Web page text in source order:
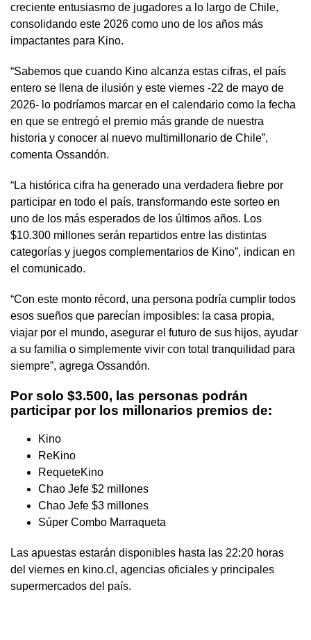
creciente entusiasmo de jugadores a lo largo de Chile,
consolidando este 2026 como uno de los años más
impactantes para Kino.
“Sabemos que cuando Kino alcanza estas cifras, el país
entero se llena de ilusión y este viernes -22 de mayo de
2026- lo podríamos marcar en el calendario como la fecha
en que se entregó el premio más grande de nuestra
historia y conocer al nuevo multimillonario de Chile”,
comenta Ossandón.
“La histórica cifra ha generado una verdadera fiebre por
participar en todo el país, transformando este sorteo en
uno de los más esperados de los últimos años. Los
$10.300 millones serán repartidos entre las distintas
categorías y juegos complementarios de Kino”, indican en
el comunicado.
“Con este monto récord, una persona podría cumplir todos
esos sueños que parecían imposibles: la casa propia,
viajar por el mundo, asegurar el futuro de sus hijos, ayudar
a su familia o simplemente vivir con total tranquilidad para
siempre”, agrega Ossandón.
Por solo $3.500, las personas podrán
participar por los millonarios premios de:
Kino
ReKino
RequeteKino
Chao Jefe $2 millones
Chao Jefe $3 millones
Súper Combo Marraqueta
Las apuestas estarán disponibles hasta las 22:20 horas
del viernes en kino.cl, agencias oficiales y principales
supermercados del país.